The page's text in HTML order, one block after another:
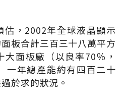
估，2002年全球液晶顯示
板合計三百三十八萬平方
面板廠（以良率70％，
一年總產能約有四百二十
於求的狀況。